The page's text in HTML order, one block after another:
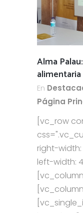
Alma
En
Página
[vc_row
right-
left-width: